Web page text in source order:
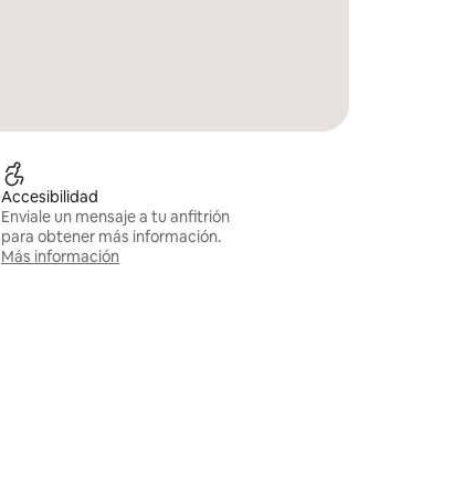
Accesibilidad
Enviale un mensaje a tu anfitrión
para obtener más información.
Más información